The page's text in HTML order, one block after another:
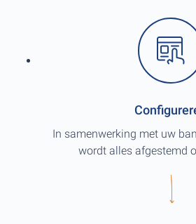
In samenwerking met uw
wordt alles afgestemd